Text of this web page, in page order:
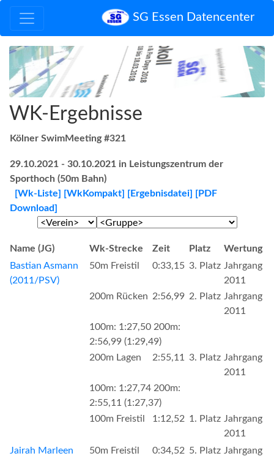
SG Essen Datencenter
WK-Ergebnisse
Kölner SwimMeeting #321
29.10.2021 - 30.10.2021 in Leistungszentrum der
Sporthoch (50m Bahn)
[Wk-Liste]
[WkKompakt] [Ergebnisdatei]
[PDF
Download]
Name (JG) Wk-Strecke Zeit Platz
Wertung
Bastian Asmann
(2011/PSV)
50m Freistil 0:33,15 3. Platz Jahrgang
2011
200m Rücken 2:56,99 2. Platz Jahrgang
2011
100m: 1:27,50 200m:
2:56,99 (1:29,49)
200m Lagen
2:55,11 3. Platz Jahrgang
2011
100m: 1:27,74 200m:
2:55,11 (1:27,37)
100m Freistil
1:12,52 1. Platz Jahrgang
2011
Jairah Marleen
50m Freistil 0:34,52 5. Platz Jahrgang